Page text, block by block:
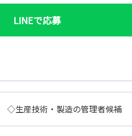
LINEで応募
◇生産技術・製造の管理者候補